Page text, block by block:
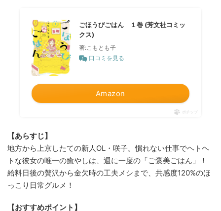
ごほうびごはん １巻 (芳文社コミッ
クス)
著:こもとも子
口コミを見る
Amazon
ポチップ
【あらすじ】
地方から上京したての新人OL・咲子。慣れない仕事でヘトヘ
トな彼女の唯一の癒やしは、週に一度の「ご褒美ごはん」！
給料日後の贅沢から金欠時の工夫メシまで、共感度120%のほ
っこり日常グルメ！
【おすすめポイント】